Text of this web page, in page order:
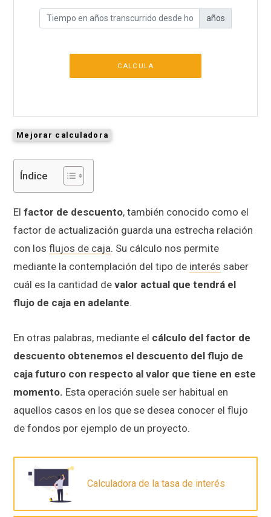
años
CALCULA
Mejorar calculadora
Índice
El factor de descuento, también conocido como el
factor de actualización guarda una estrecha relación
con los flujos de caja. Su cálculo nos permite
mediante la contemplación del tipo de interés saber
cuál es la cantidad de valor actual que tendrá el
flujo de caja en adelante.
En otras palabras, mediante el cálculo del factor de
descuento obtenemos el descuento del flujo de
caja futuro con respecto al valor que tiene en este
momento. Esta operación suele ser habitual en
aquellos casos en los que se desea conocer el flujo
de fondos por ejemplo de un proyecto.
Calculadora de la tasa de interés